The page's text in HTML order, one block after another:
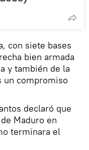
con siete bases
bien armada
y también de la
un compromiso
declaró que
Maduro en
terminara el